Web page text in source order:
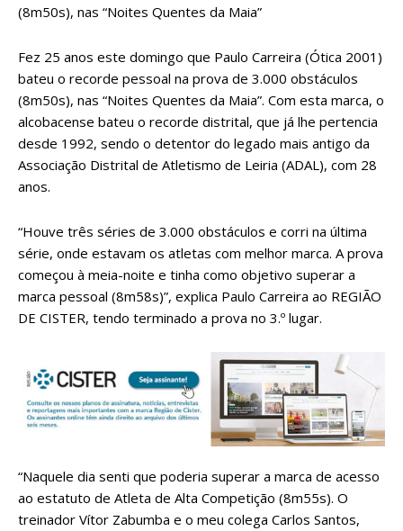
(8m50s), nas “Noites Quentes da Maia”
Fez 25 anos este domingo que Paulo Carreira (Ótica 2001)
bateu o recorde pessoal na prova de 3.000 obstáculos
(8m50s), nas “Noites Quentes da Maia”. Com esta marca, o
alcobacense bateu o recorde distrital, que já lhe pertencia
desde 1992, sendo o detentor do legado mais antigo da
Associação Distrital de Atletismo de Leiria (ADAL), com 28
anos.
“Houve três séries de 3.000 obstáculos e corri na última
série, onde estavam os atletas com melhor marca. A prova
começou à meia-noite e tinha como objetivo superar a
marca pessoal (8m58s)”, explica Paulo Carreira ao REGIÃO
DE CISTER, tendo terminado a prova no 3.º lugar.
“Naquele dia senti que poderia superar a marca de acesso
ao estatuto de Atleta de Alta Competição (8m55s). O
treinador Vítor Zabumba e o meu colega Carlos Santos,